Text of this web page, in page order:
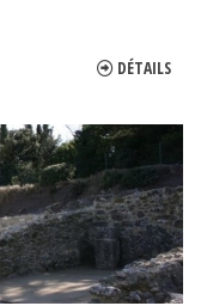
DÉTAILS